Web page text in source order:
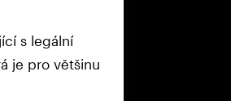
s legální
je pro většinu